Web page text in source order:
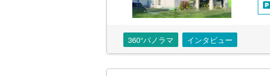
360°パノラマ インタビュー